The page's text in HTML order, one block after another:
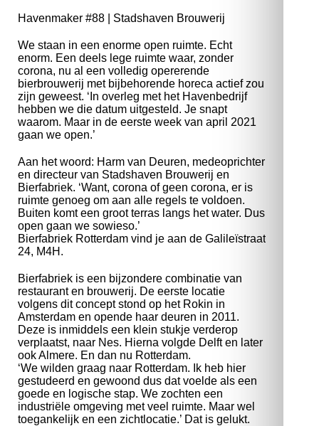
Havenmaker #88 | Stadshaven Brouwerij
We staan in een enorme open ruimte. Echt
enorm. Een deels lege ruimte waar, zonder
corona, nu al een volledig opererende
bierbrouwerij met bijbehorende horeca actief zou
zijn geweest. ‘In overleg met het Havenbedrijf
hebben we die datum uitgesteld. Je snapt
waarom. Maar in de eerste week van april 2021
gaan we open.’
Aan het woord: Harm van Deuren, medeoprichter
en directeur van Stadshaven Brouwerij en
Bierfabriek. ‘Want, corona of geen corona, er is
ruimte genoeg om aan alle regels te voldoen.
Buiten komt een groot terras langs het water. Dus
open gaan we sowieso.’
Bierfabriek Rotterdam vind je aan de Galileïstraat
24, M4H.
Bierfabriek is een bijzondere combinatie van
restaurant en brouwerij. De eerste locatie
volgens dit concept stond op het Rokin in
Amsterdam en opende haar deuren in 2011.
Deze is inmiddels een klein stukje verderop
verplaatst, naar Nes. Hierna volgde Delft en later
ook Almere. En dan nu Rotterdam.
‘We wilden graag naar Rotterdam. Ik heb hier
gestudeerd en gewoond dus dat voelde als een
goede en logische stap. We zochten een
industriële omgeving met veel ruimte. Maar wel
toegankelijk en een zichtlocatie.’ Dat is gelukt.